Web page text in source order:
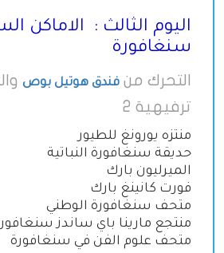
اليوم الثالث : الاماكن
سنغافورة
التحرك من فندق هوتيل بوص
ترفيهية 2
منتزه يورونغ للطيور
حديقة سنغافورة النباتية
الميرليون بارك
فورت كانينغ بارك
متحف سنغافورة الوطني
منتجع مارينا باي ساندز
متحف علوم الفن في سنغافورة